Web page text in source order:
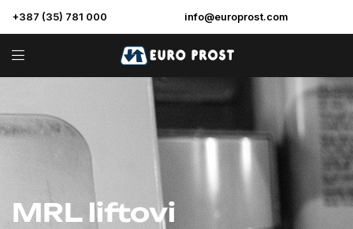
+387 (35) 781 000 info@europrost.com
MRL liftovi